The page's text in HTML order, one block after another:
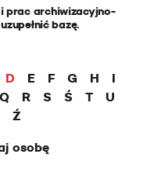
prac archiwizacyjno-
bazę.
D E F G H
I
Q R S Ś T
U
Ź
osobę